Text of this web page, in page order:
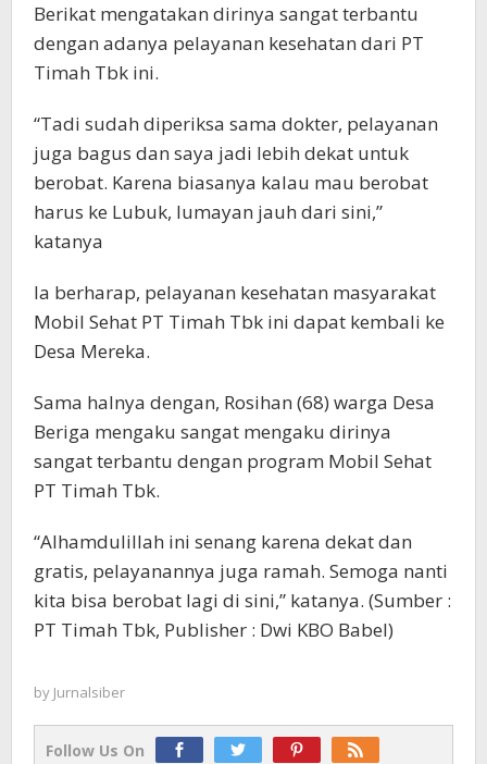
Berikat mengatakan dirinya sangat terbantu
dengan adanya pelayanan kesehatan dari PT
Timah Tbk ini.
“Tadi sudah diperiksa sama dokter, pelayanan
juga bagus dan saya jadi lebih dekat untuk
berobat. Karena biasanya kalau mau berobat
harus ke Lubuk, lumayan jauh dari sini,”
katanya
Ia berharap, pelayanan kesehatan masyarakat
Mobil Sehat PT Timah Tbk ini dapat kembali ke
Desa Mereka.
Sama halnya dengan, Rosihan (68) warga Desa
Beriga mengaku sangat mengaku dirinya
sangat terbantu dengan program Mobil Sehat
PT Timah Tbk.
“Alhamdulillah ini senang karena dekat dan
gratis, pelayanannya juga ramah. Semoga nanti
kita bisa berobat lagi di sini,” katanya. (Sumber :
PT Timah Tbk, Publisher : Dwi KBO Babel)
by Jurnalsiber
Follow Us On